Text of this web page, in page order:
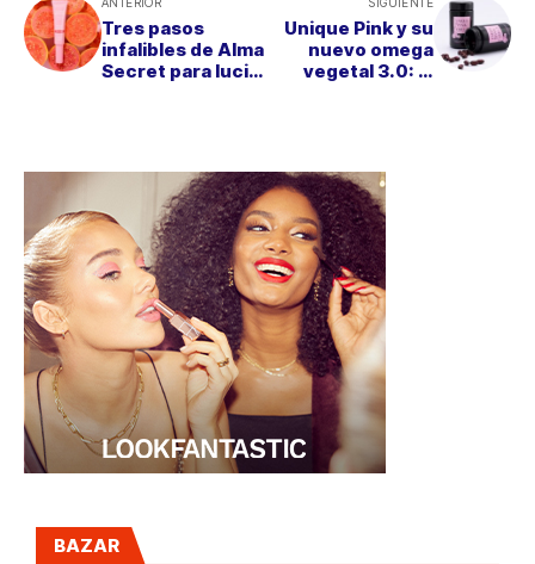
Tres pasos
infalibles de Alma
Secret para lucir
Unique Pink y su
nuevo omega
vegetal 3.0: la
BAZAR